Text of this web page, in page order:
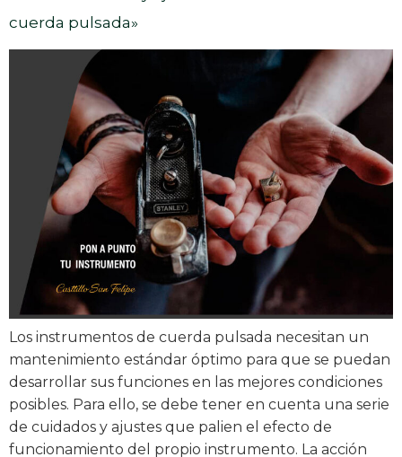
cuerda pulsada»
Los instrumentos de cuerda pulsada necesitan un
mantenimiento estándar óptimo para que se puedan
desarrollar sus funciones en las mejores condiciones
posibles. Para ello, se debe tener en cuenta una serie
de cuidados y ajustes que palien el efecto de
funcionamiento del propio instrumento. La acción